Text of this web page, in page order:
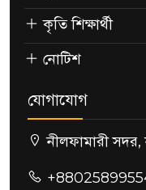
কৃতি শিক্ষার্থী
নোটিশ
যোগাযোগ
নীলফামারী